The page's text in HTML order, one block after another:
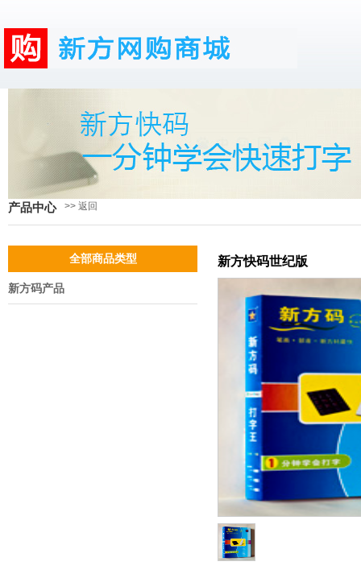
产品中心 >> 返回
全部商品类型
新方码产品
新方快码世纪版